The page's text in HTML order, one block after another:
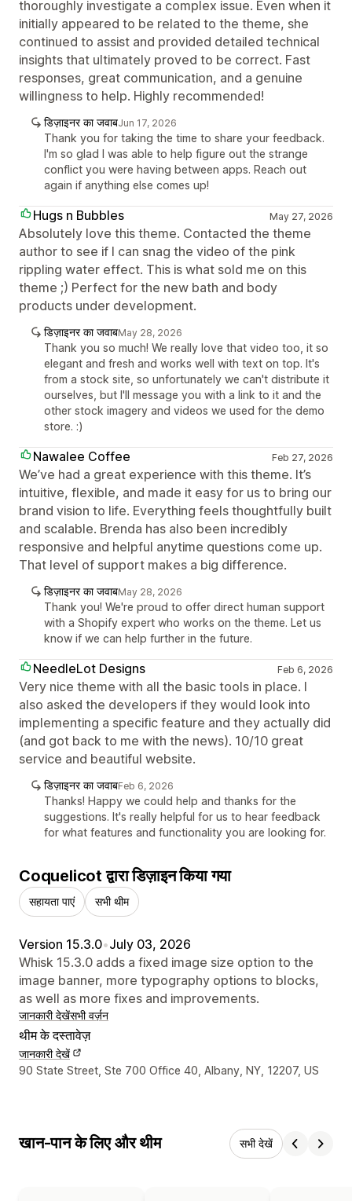
thoroughly investigate a complex issue. Even when it
initially appeared to be related to the theme, she
continued to assist and provided detailed technical
insights that ultimately proved to be correct. Fast
responses, great communication, and a genuine
willingness to help. Highly recommended!
डिज़ाइनर का जवाबJun 17, 2026
Thank you for taking the time to share your feedback.
I'm so glad I was able to help figure out the strange
conflict you were having between apps. Reach out
again if anything else comes up!
Hugs n Bubbles May 27, 2026
Absolutely love this theme. Contacted the theme
author to see if I can snag the video of the pink
rippling water effect. This is what sold me on this
theme ;) Perfect for the new bath and body
products under development.
डिज़ाइनर का जवाबMay 28, 2026
Thank you so much! We really love that video too, it so
elegant and fresh and works well with text on top. It's
from a stock site, so unfortunately we can't distribute it
ourselves, but I'll message you with a link to it and the
other stock imagery and videos we used for the demo
store. :)
Nawalee Coffee Feb 27, 2026
We’ve had a great experience with this theme. It’s
intuitive, flexible, and made it easy for us to bring our
brand vision to life. Everything feels thoughtfully built
and scalable. Brenda has also been incredibly
responsive and helpful anytime questions come up.
That level of support makes a big difference.
डिज़ाइनर का जवाबMay 28, 2026
Thank you! We're proud to offer direct human support
with a Shopify expert who works on the theme. Let us
know if we can help further in the future.
NeedleLot Designs Feb 6, 2026
Very nice theme with all the basic tools in place. I
also asked the developers if they would look into
implementing a specific feature and they actually did
(and got back to me with the news). 10/10 great
service and beautiful website.
डिज़ाइनर का जवाबFeb 6, 2026
Thanks! Happy we could help and thanks for the
suggestions. It's really helpful for us to hear feedback
for what features and functionality you are looking for.
Coquelicot द्वारा डिज़ाइन किया गया
सहायता पाएं सभी थीम
Version 15.3.0•July 03, 2026
Whisk 15.3.0 adds a fixed image size option to the
image banner, more typography options to blocks,
as well as more fixes and improvements.
जानकारी देखेंसभी वर्ज़न
थीम के दस्तावेज़
जानकारी देखें
डिज़ाइनर के संपर्क की जानकारी
90 State Street, Ste 700 Office 40, Albany, NY, 12207, US
खान-पान के लिए और थीम सभी देखें